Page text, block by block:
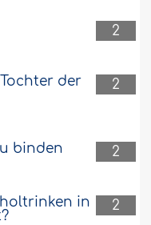
2
2
der
2
binden
2
in